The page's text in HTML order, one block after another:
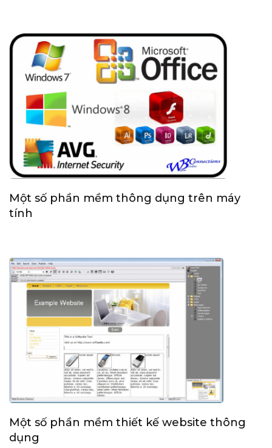
Một số phần mềm thông dụng trên máy
tính
Một số phần mềm thiết kế website thông
dụng